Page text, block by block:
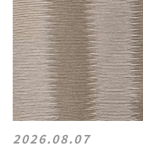
2026.08.07